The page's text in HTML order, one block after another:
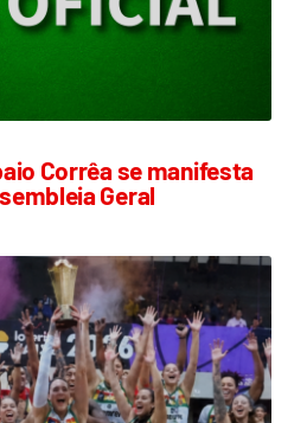
Corrêa se manifesta
Geral